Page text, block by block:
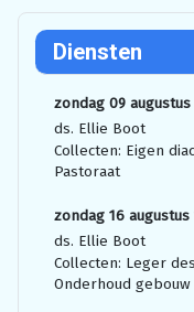
Diensten
zondag 09
ds. Ellie Boot
Collecten: Eigen
Pastoraat
zondag 16 augustus
ds. Ellie Boot
Collecten: Leger
Onderhoud gebouw